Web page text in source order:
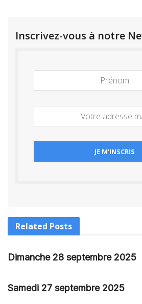
Inscrivez-vous à notre
Related Posts
Dimanche 28 septembre 2025
Samedi 27 septembre 2025